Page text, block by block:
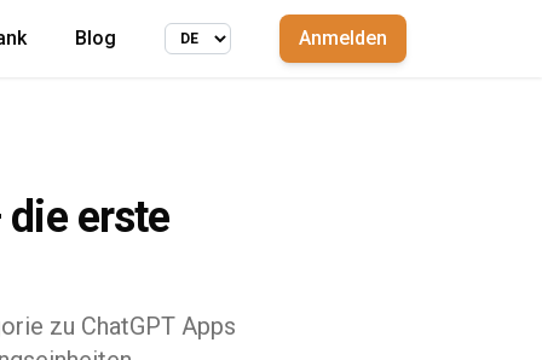
Blog Anmelden
erste
zu ChatGPT Apps